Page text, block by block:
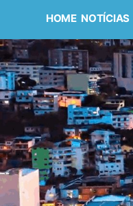
HOME NOTÍCIAS